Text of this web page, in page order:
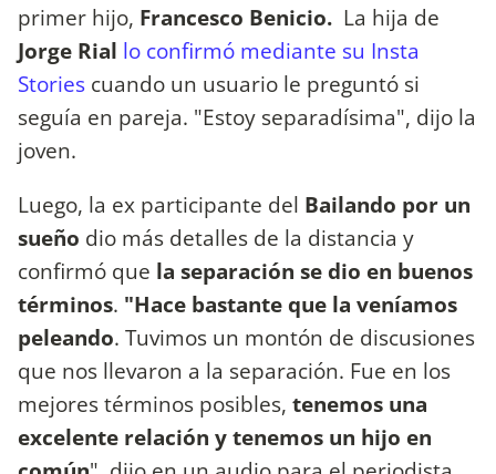
primer hijo, Francesco Benicio. La hija de
Jorge Rial lo confirmó mediante su Insta
Stories cuando un usuario le preguntó si
seguía en pareja. "Estoy separadísima", dijo la
joven.
Luego, la ex participante del Bailando por un
sueño dio más detalles de la distancia y
confirmó que la separación se dio en buenos
términos. "Hace bastante que la veníamos
peleando. Tuvimos un montón de discusiones
que nos llevaron a la separación. Fue en los
mejores términos posibles, tenemos una
excelente relación y tenemos un hijo en